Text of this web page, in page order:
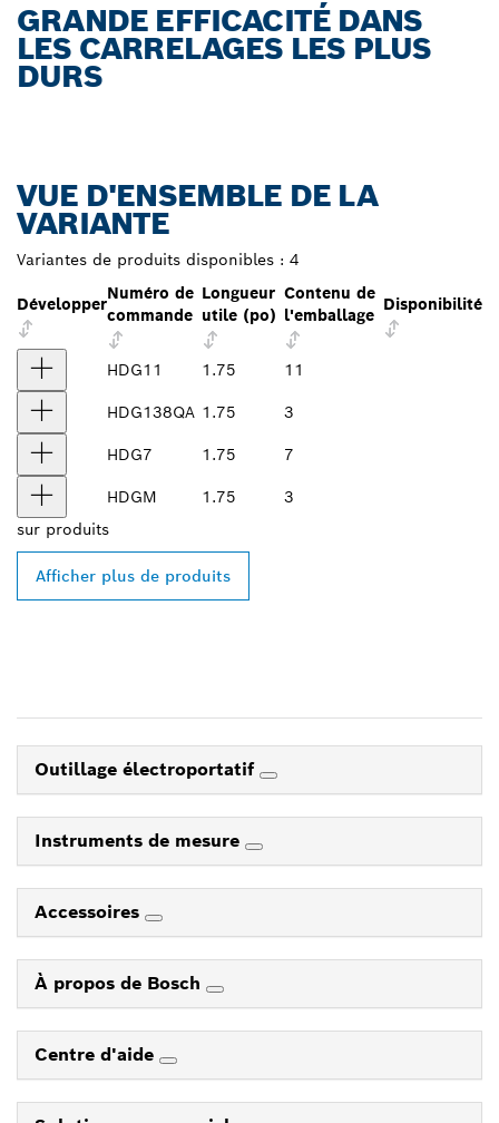
GRANDE EFFICACITÉ DANS
LES CARRELAGES LES PLUS
DURS
VUE D'ENSEMBLE DE LA
VARIANTE
Variantes de produits disponibles : 4
Développer
Numéro de
commande
Longueur
utile (po)
Contenu de
l'emballage
Disponibilité
HDG11 1.75 11
HDG138QA 1.75 3
HDG7 1.75 7
HDGM 1.75
3
sur produits
Afficher plus de produits
Outillage électroportatif
Instruments de mesure
Accessoires
À propos de Bosch
Centre d'aide